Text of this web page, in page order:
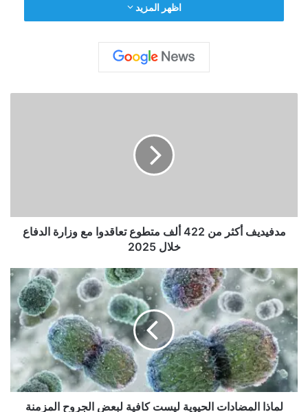
على الإطلاق، كما كتب ريتشارد جيبسون 4
اكتشف المزيد من أفضل تغطياتنا للكريكيت
من خلال اشتراك DailyMail+ – حصريات
رائعة ورؤية متعمقة والكتاب الذين تحبهم كل
يوم
اظهر المزيد
وزارة
الدفاع
مدفيديف أكثر من 422 ألف متطوع تعاقدوا مع وزارة الدفاع
خلال 2025
لماذا
المضادات
الحيوية
ليست
كافية
لبعض
الجروح
المزمنة
لماذا المضادات الحيوية ليست كافية لبعض الجروح المزمنة